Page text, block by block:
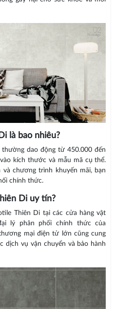
là bao nhiêu?
thường dao động từ 450.000 đến
kích thước và mẫu mã cụ thể.
chương trình khuyến mãi, bạn
chính thức.
Di uy tín?
Thiên Di tại các cửa hàng vật
lý phân phối chính thức của
mại điện tử lớn cũng cung
dịch vụ vận chuyển và bảo hành